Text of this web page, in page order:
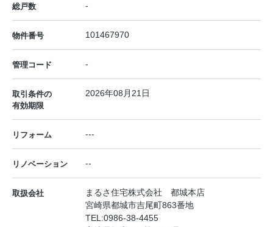
総戸数 -
物件番号 101467970
管理コード -
取引条件の
有効期限
2026年08月21日
リフォーム ---
リノベーション --
取扱会社
まるさ住宅株式会社 都城本店
宮崎県都城市吉尾町863番地
TEL:0986-38-4455